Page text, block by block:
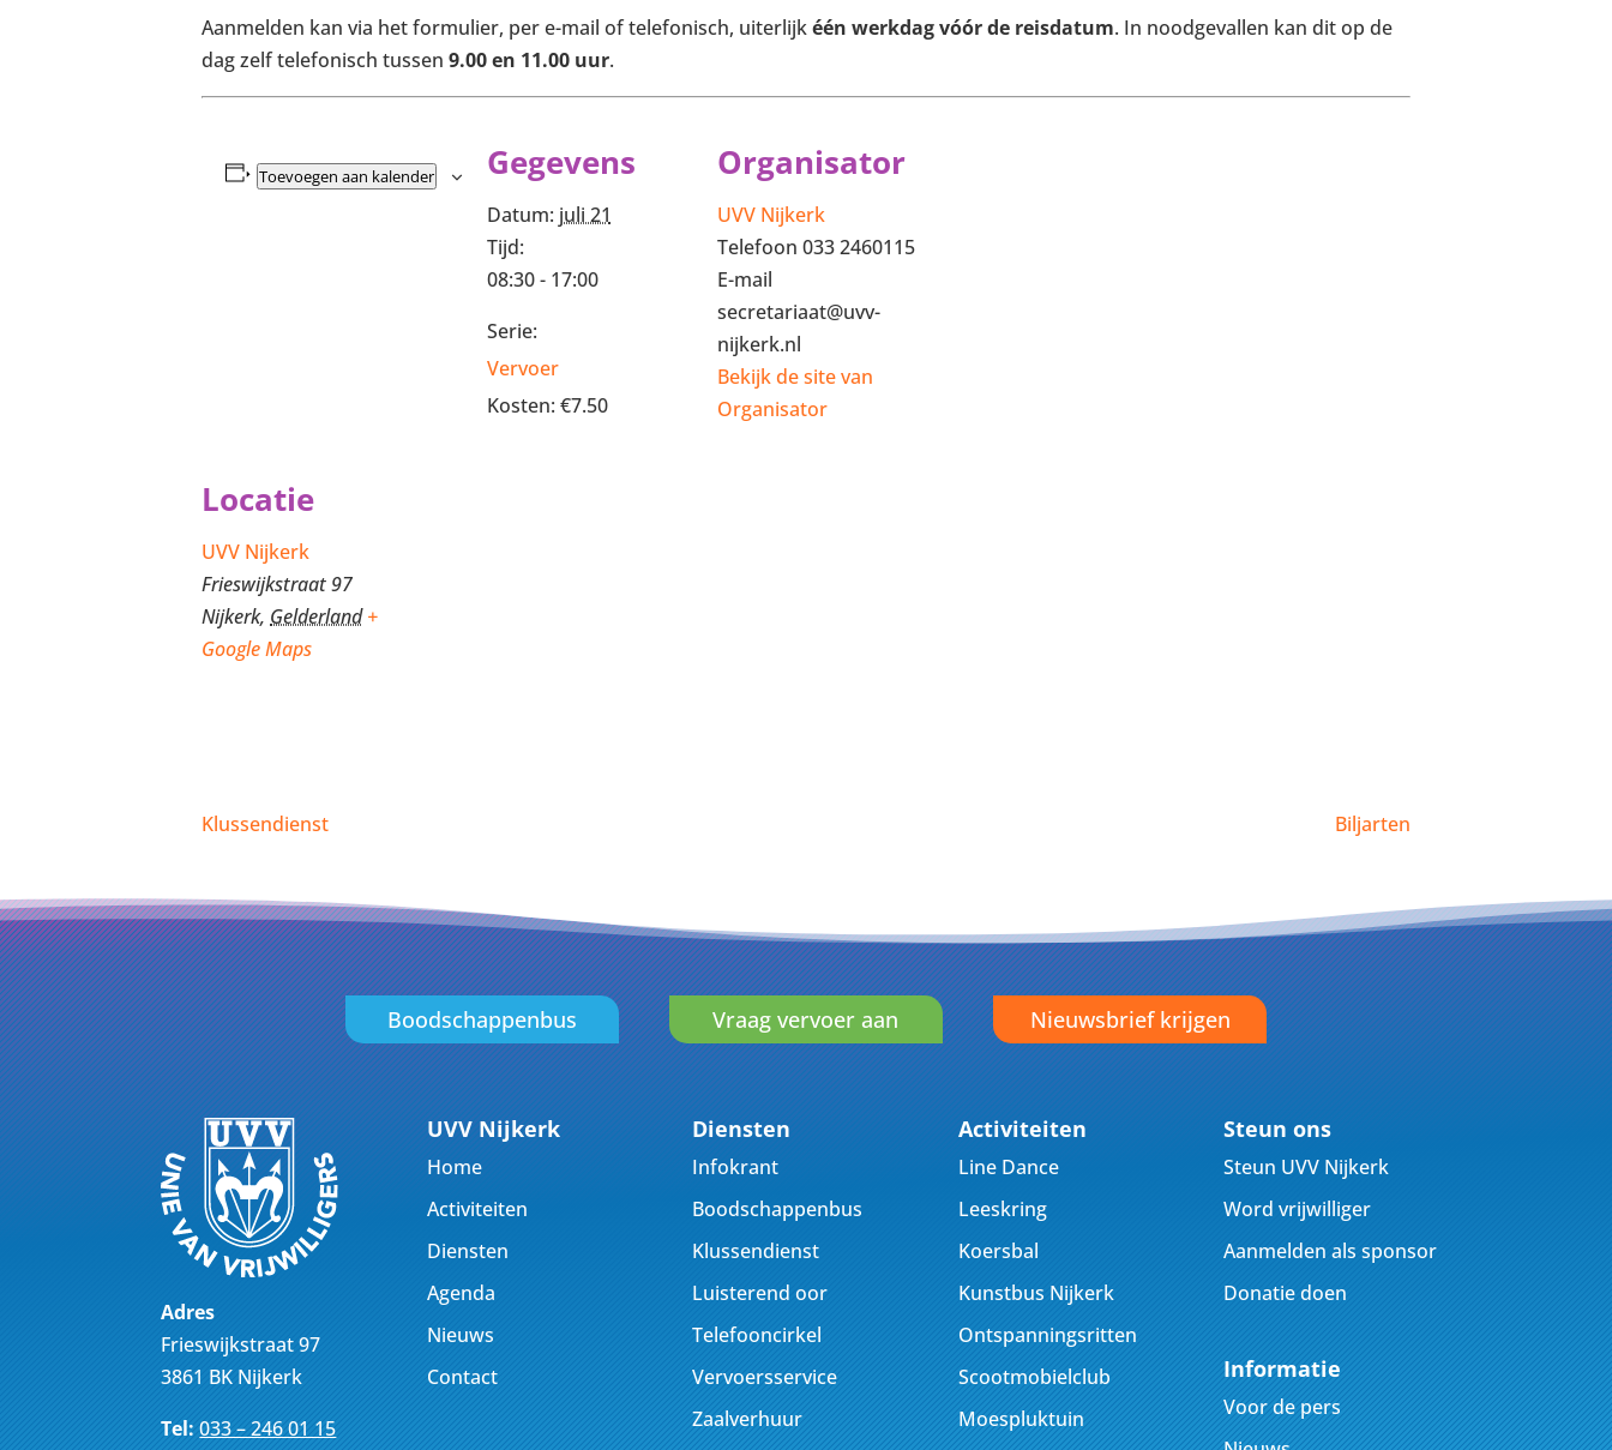
Aanmelden kan via het formulier, per e-mail of telefonisch, uiterlijkéén werkdag vóór de reisdatum. In noodgevallen kan dit op de
dag zelf telefonisch tussen 9.00 en 11.00 uur.
Toevoegen aan kalender Gegevens
Datum: juli 21
Tijd:
08:30 - 17:00
Serie:
Vervoer
Kosten: €7.50
Organisator
UVV Nijkerk
Telefoon 033 2460115
E-mail
secretariaat@uvv-
nijkerk.nl
Bekijk de site van
Organisator
Locatie
UVV Nijkerk
Frieswijkstraat 97
Nijkerk, Gelderland +
Google Maps
Klussendienst Biljarten
Boodschappenbus Vraag vervoer aan Nieuwsbrief krijgen
Adres
Frieswijkstraat 97
3861 BK Nijkerk
Tel: 033 – 246 01 15
UVV Nijkerk
Home
Activiteiten
Diensten
Agenda
Nieuws
Contact
Diensten
Infokrant
Boodschappenbus
Klussendienst
Luisterend oor
Telefooncirkel
Vervoersservice
Zaalverhuur
Activiteiten
Line Dance
Leeskring
Koersbal
Kunstbus Nijkerk
Ontspanningsritten
Scootmobielclub
Moespluktuin
Steun ons
Steun UVV Nijkerk
Word vrijwilliger
Aanmelden als sponsor
Donatie doen
Informatie
Voor de pers